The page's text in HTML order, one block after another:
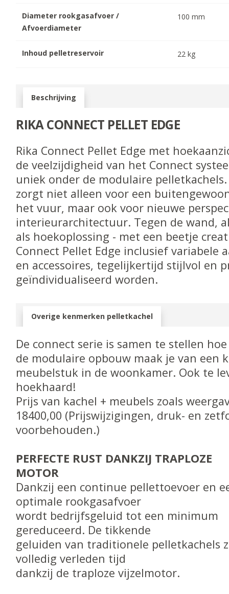
Diameter rookgasafvoer /
Afvoerdiameter
100 mm
Inhoud pelletreservoir 22 kg
Beschrijving
RIKA CONNECT PELLET EDGE
Rika Connect Pellet Edge met
de veelzijdigheid van het Connect
uniek onder de modulaire
zorgt niet alleen voor een
het vuur, maar ook voor nieuwe
interieurarchitectuur. Tegen de wand,
als hoekoplossing - met een beetje
Connect Pellet Edge inclusief variabele
en accessoires, tegelijkertijd stijlvol en
geïndividualiseerd worden.
Overige kenmerken pelletkachel
De connect serie is samen te stellen
de modulaire opbouw maak je van een
meubelstuk in de woonkamer. Ook te
hoekhaard!
Prijs van kachel + meubels zoals
18400,00 (Prijswijzigingen, druk- en
voorbehouden.)
PERFECTE RUST DANKZIJ TRAPLOZE
MOTOR
Dankzij een continue pellettoevoer en
optimale rookgasafvoer
wordt bedrijfsgeluid tot een minimum
gereduceerd. De tikkende
geluiden van traditionele pelletkachels
volledig verleden tijd
dankzij de traploze vijzelmotor.